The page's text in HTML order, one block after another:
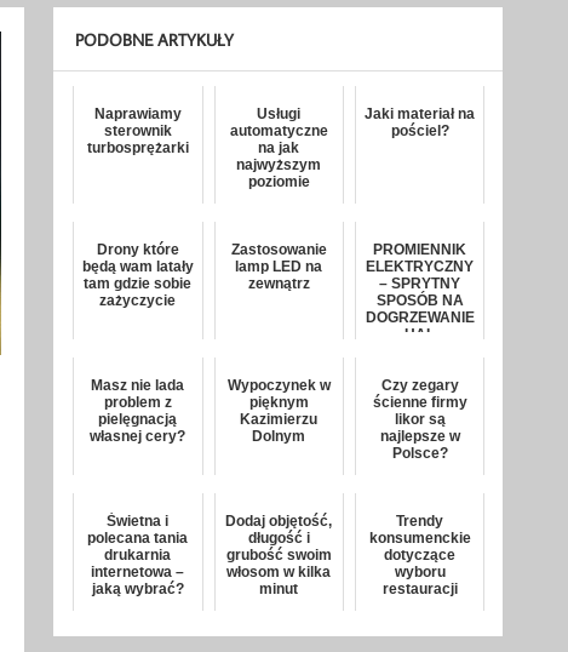
PODOBNE ARTYKUŁY
Naprawiamy
sterownik
turbosprężarki
Usługi
automatyczne
na jak
najwyższym
poziomie
Jaki materiał na
pościel?
Drony które
będą wam latały
tam gdzie sobie
zażyczycie
Zastosowanie
lamp LED na
zewnątrz
PROMIENNIK
ELEKTRYCZNY
– SPRYTNY
SPOSÓB NA
DOGRZEWANIE
HAL
Masz nie lada
problem z
pielęgnacją
własnej cery?
Wypoczynek w
pięknym
Kazimierzu
Dolnym
Czy zegary
ścienne firmy
likor są
najlepsze w
Polsce?
Świetna i
polecana tania
drukarnia
internetowa –
jaką wybrać?
Dodaj objętość,
długość i
grubość swoim
włosom w kilka
minut
Trendy
konsumenckie
dotyczące
wyboru
restauracji